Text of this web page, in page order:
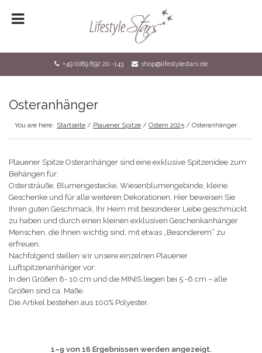
REGISTRIERUNG
SHOP
IMPRESSUM
No products in the shopping bag.
+49 (0)89 892 20 -143 shop@lifestylestars.de
Osteranhänger
You are here: Startseite / Plauener Spitze / Ostern 2025 / Osteranhänger
Plauener Spitze Osteranhänger sind eine exklusive Spitzenidee zum
Behängen für:
Ostersträuße, Blumengestecke, Wiesenblumengebinde, kleine
Geschenke und für alle weiteren Dekorationen. Hier beweisen Sie
Ihren guten Geschmack, Ihr Heim mit besonderer Liebe geschmückt
zu haben und durch einen kleinen exklusiven Geschenkanhänger
Menschen, die Ihnen wichtig sind, mit etwas „Besonderem“ zu
erfreuen.
Nachfolgend stellen wir unsere einzelnen Plauener
Luftspitzenanhänger vor:
In den Größen 8- 10 cm und die MINIS liegen bei 5 -6 cm – alle
Größen sind ca. Maße.
Die Artikel bestehen aus 100% Polyester.
1–9 von 16 Ergebnissen werden angezeigt.